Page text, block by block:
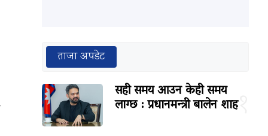
ताजा अपडेट
१
सही समय आउन केही समय
लाग्छ : प्रधानमन्त्री बालेन शाह